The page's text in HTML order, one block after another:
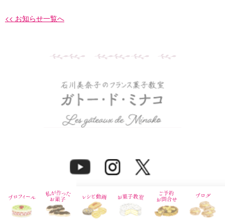
<< お知らせ一覧へ